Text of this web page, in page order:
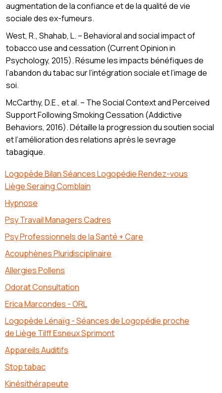
augmentation de la confiance et de la qualité de vie
sociale des ex-fumeurs.
West, R., Shahab, L. – Behavioral and social impact of
tobacco use and cessation (Current Opinion in
Psychology, 2015). Résume les impacts bénéfiques de
l’abandon du tabac sur l’intégration sociale et l’image de
soi.
McCarthy, D.E., et al. – The Social Context and Perceived
Support Following Smoking Cessation (Addictive
Behaviors, 2016). Détaille la progression du soutien social
et l’amélioration des relations après le sevrage
tabagique.
Logopède Bilan Séances Logopédie Rendez-vous
Liège Seraing Comblain
Hypnose
Psy Travail Managers Cadres
Psy Professionnels de la Santé + Care
Acouphènes Pluridisciplinaire
Allergies Pollens
Odorat Consultation
Erica Marcondes - ORL
Logopède Lénaïg - Séances de Logopédie proche
de Liège Tilff Esneux Sprimont
Appareils Auditifs
Stop tabac
Kinésithérapeute